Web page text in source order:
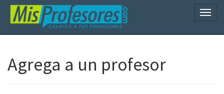
Agrega a un profesor